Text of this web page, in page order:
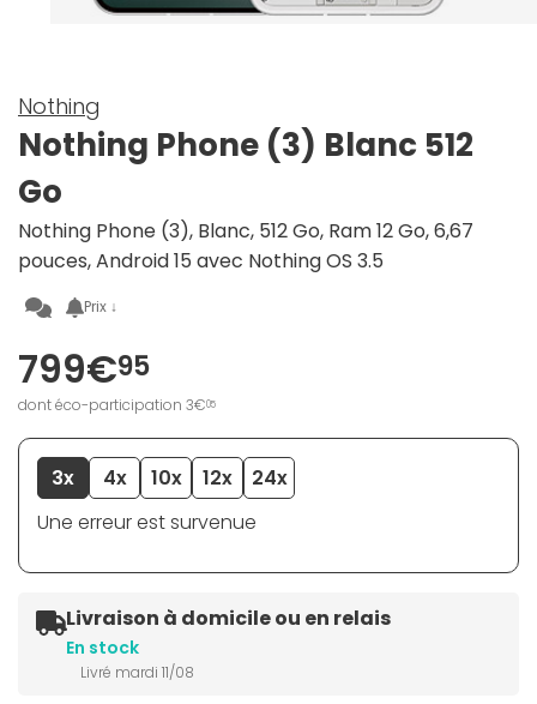
Nothing
Nothing Phone (3) Blanc 512
Go
Nothing Phone (3), Blanc, 512 Go, Ram 12 Go, 6,67
pouces, Android 15 avec Nothing OS 3.5
Prix ↓
799€95
dont éco-participation 3€05
3x 4x 10x 12x
24x
Une erreur est survenue
Livraison à domicile ou en relais
En stock
Livré mardi 11/08